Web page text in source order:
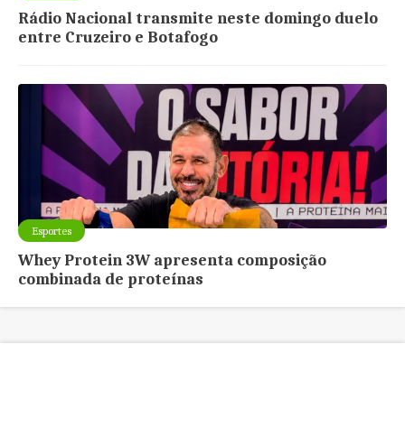
Rádio Nacional transmite neste domingo duelo
entre Cruzeiro e Botafogo
Esportes
Whey Protein 3W apresenta composição
combinada de proteínas